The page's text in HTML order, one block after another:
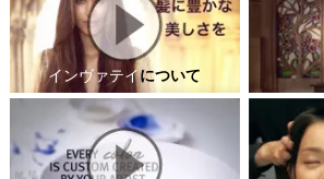
インヴァテイについて